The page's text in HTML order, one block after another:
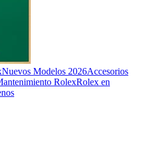
Nuevos Modelos 2026Accesorios
RolexRolex en